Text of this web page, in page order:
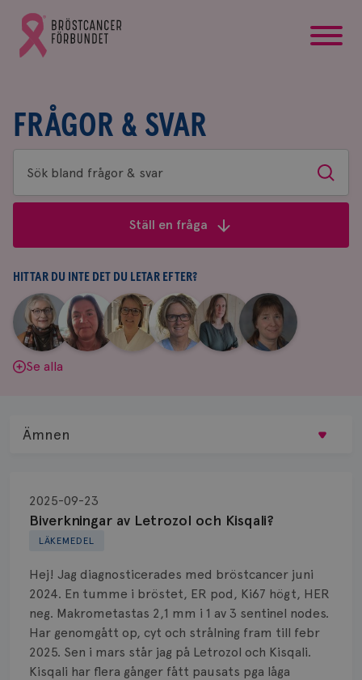
Gå
till
Bröstcancerförbundets
FRÅGOR & SVAR
Sök
bland
&
svar
Sök
Ställ en fråga
HITTAR DU INTE DET DU LETAR EFTER?
Aina
Johnsson
|
Anne
Andersson
Fredrika
Killander
|
Jeanette
Bäcklund
|
Maria
Edegran
|
Yvette
Andersson
Se alla
LÄKEMEDEL
Biverkningar av Letrozol och Kisqali?
2025-09-23
Hej! Jag diagnosticerades med bröstcancer juni
2024. En tumme i bröstet, ER pod, Ki67 högt, HER
neg. Makrometastas 2,1 mm i 1 av 3 sentinel nodes.
Har genomgått op, cyt och strålning fram till febr
2025. Sen i mars står jag på Letrozol och Kisqali.
Kisqali har flera gånger fått pausats pga låga
Ämnen
Biopsi
Biverkningar
Bröstvårta
Knöl
Läkemedel